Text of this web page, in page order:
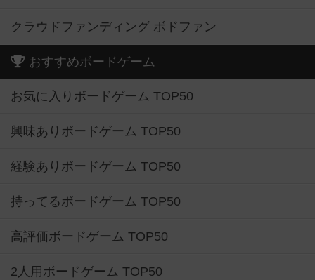
クラウドファンディング ボドファン
おすすめボードゲーム
お気に入りボードゲーム TOP50
興味ありボードゲーム TOP50
経験ありボードゲーム TOP50
持ってるボードゲーム TOP50
高評価ボードゲーム TOP50
2人用ボードゲーム TOP50